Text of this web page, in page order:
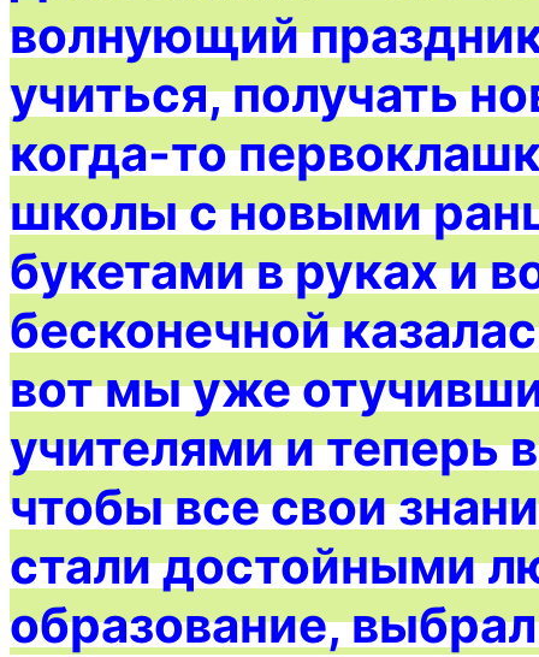
волнующий
учиться, получать
когда-то
школы с новыми
букетами в руках и
бесконечной
вот мы уже
учителями и теперь
чтобы все свои
стали достойными
образование,